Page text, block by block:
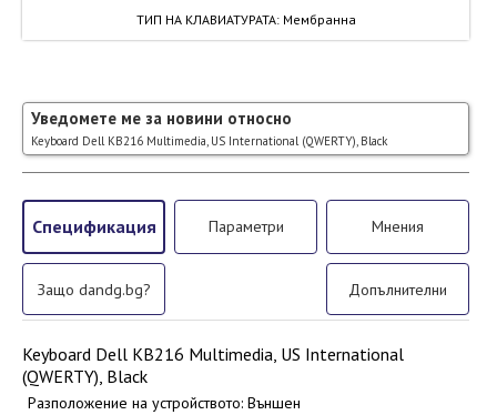
ТИП НА КЛАВИАТУРАТА: Мембранна
Уведомете ме за новини относно
Keyboard Dell KB216 Multimedia, US International (QWERTY), Black
Спецификация Параметри Мнения
Защо dandg.bg? Допълнителни
Keyboard Dell KB216 Multimedia, US International
(QWERTY), Black
Разположение на устройството: Външен